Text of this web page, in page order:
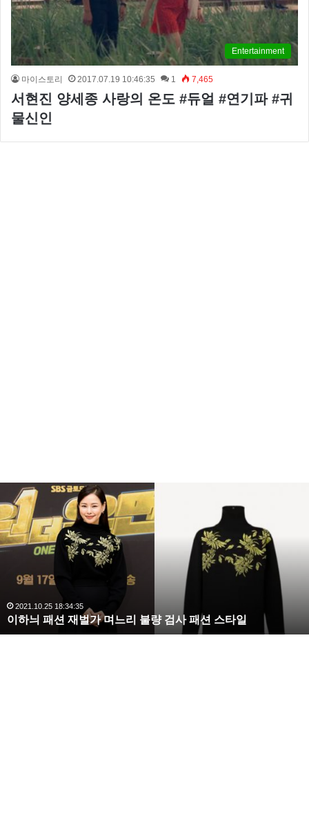
Entertainment
마이스토리 2017.07.19 10:46:35 1 7,465
서현진 양세종 사랑의 온도 #듀얼 #연기파 #귀
물신인
하
늬
패
션
며
느
리
2021.10.25 18:34:35
이하늬 패션 재벌가 며느리 불량 검사 패션 스타일